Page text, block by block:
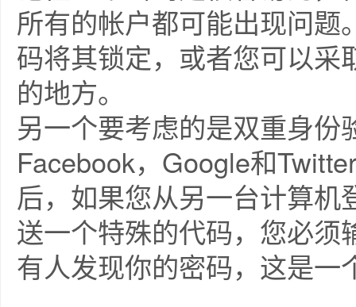
所有的帐户都可能出现问
码将其锁定，或者您可以
的地方。
另一个要考虑的是双重身
Facebook，Google和
后，如果您从另一台计算
送一个特殊的代码，您必
有人发现你的密码，这是一